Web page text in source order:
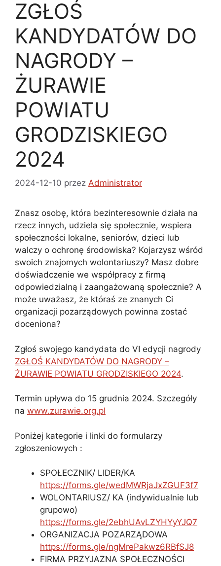
ZGŁOŚ
KANDYDATÓW DO
NAGRODY –
ŻURAWIE
POWIATU
GRODZISKIEGO
2024
2024-12-10 przez Administrator
Znasz osobę, która bezinteresownie działa na
rzecz innych, udziela się społecznie, wspiera
społeczności lokalne, seniorów, dzieci lub
walczy o ochronę środowiska? Kojarzysz wśród
swoich znajomych wolontariuszy? Masz dobre
doświadczenie we współpracy z firmą
odpowiedzialną i zaangażowaną społecznie? A
może uważasz, że któraś ze znanych Ci
organizacji pozarządowych powinna zostać
doceniona?
Zgłoś swojego kandydata do VI edycji nagrody
ZGŁOŚ KANDYDATÓW DO NAGRODY –
ŻURAWIE POWIATU GRODZISKIEGO 2024.
Termin upływa do 15 grudnia 2024. Szczegóły
na www.zurawie.org.pl
Poniżej kategorie i linki do formularzy
zgłoszeniowych :
SPOŁECZNIK/ LIDER/KA
https://forms.gle/wedMWRjaJxZGUF3f7
WOLONTARIUSZ/ KA (indywidualnie lub
grupowo)
https://forms.gle/2ebhUAvLZYHYyYJQ7
ORGANIZACJA POZARZĄDOWA
https://forms.gle/ngMrePakwz6RBfSJ8
FIRMA PRZYJAZNA SPOŁECZNOŚCI